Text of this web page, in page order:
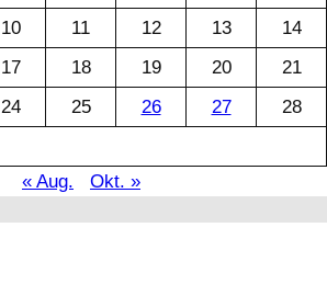
10 11 12 13
14
17 18 19 20
21
24 25 26 27
28
« Aug.
Okt. »